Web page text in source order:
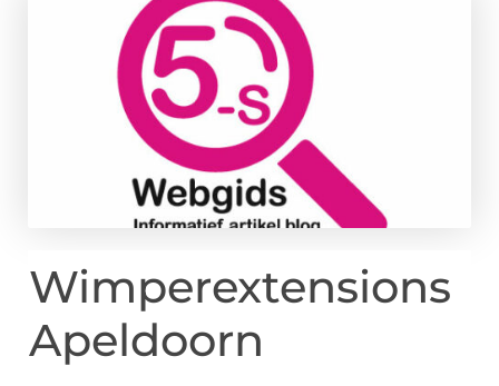
Wimperextensions
Apeldoorn